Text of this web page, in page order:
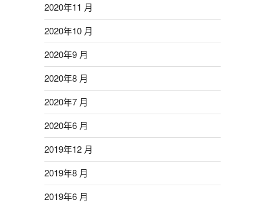
2020年11 月
2020年10 月
2020年9 月
2020年8 月
2020年7 月
2020年6 月
2019年12 月
2019年8 月
2019年6 月